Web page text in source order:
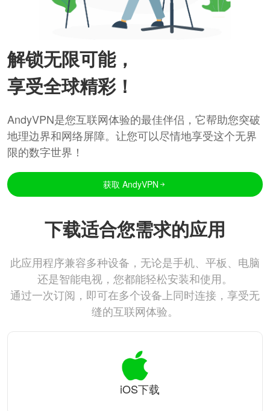
解锁无限可能，
享受全球精彩！
AndyVPN是您互联网体验的最佳伴侣，它帮助您突破
地理边界和网络屏障。让您可以尽情地享受这个无界
限的数字世界！
获取 AndyVPN
下载适合您需求的应用
此应用程序兼容多种设备，无论是手机、平板、电脑
还是智能电视，您都能轻松安装和使用。
通过一次订阅，即可在多个设备上同时连接，享受无
缝的互联网体验。
iOS下载